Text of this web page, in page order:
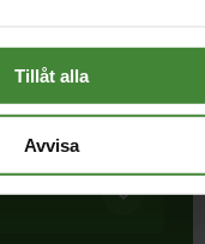
Tillåt alla
Avvisa
fortfarande. När
Miljöparti. Och ju
vi uträtta.